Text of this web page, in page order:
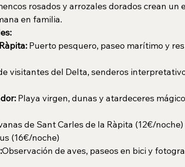
rosados y arrozales dorados crean un
en familia.
Puerto pesquero, paseo marítimo y
visitantes del Delta, senderos
Playa virgen, dunas y atardeceres
de Sant Carles de la Ràpita (12€/noche)
(16€/noche)
Observación de aves, paseos en bici y